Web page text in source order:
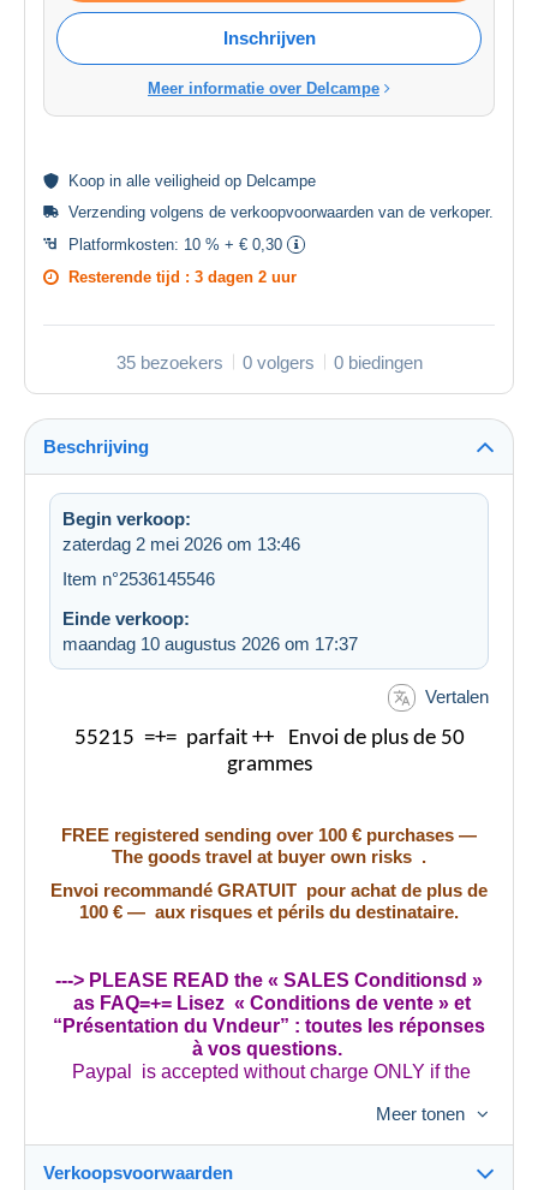
Inschrijven
Meer informatie over Delcampe
Koop in alle veiligheid op Delcampe
Verzending volgens de verkoopvoorwaarden van de verkoper.
Platformkosten: 10 % + € 0,30
Resterende tijd : 3 dagen 2 uur
35 bezoekers 0 volgers 0 biedingen
Beschrijving
Begin verkoop:
zaterdag 2 mei 2026 om 13:46
Item n°2536145546
Einde verkoop:
maandag 10 augustus 2026 om 17:37
Vertalen
55215 =+= parfait ++ Envoi de plus de 50
grammes
FREE registered sending over 100 € purchases —
The goods travel at buyer own risks .
Envoi recommandé GRATUIT pour achat de plus de
100 € — aux risques et périls du destinataire.
---> PLEASE READ the « SALES Conditionsd »
as FAQ=+= Lisez « Conditions de vente » et
“Présentation du Vndeur” : toutes les réponses
à vos questions.
Paypal is accepted without charge ONLY if the
+=+=+=+=+=+
Meer tonen
Verkoopsvoorwaarden